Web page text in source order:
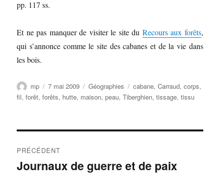
pp. 117 ss.
Et ne pas manquer de visiter le site du Recours aux forêts,
qui s’annonce comme le site des cabanes et de la vie dans
les bois.
Auteur
mp
Publié
le
7 mai 2009 Catégories
Géographies Étiquettes
cabane,Carraud,corps,
fil,forêt,forêts, hutte, maison,peau,Tiberghien,tissage,tissu
de
PRÉCÉDENT
Publication
Journaux de guerre et de paix